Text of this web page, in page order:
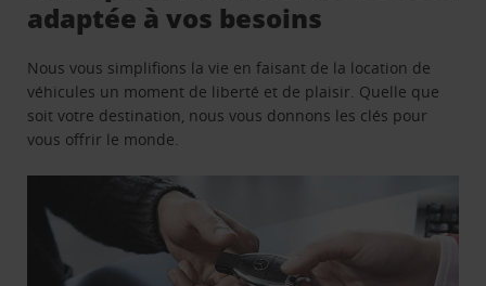
adaptée à vos besoins
Nous vous simplifions la vie en faisant de la location de
véhicules un moment de liberté et de plaisir. Quelle que
soit votre destination, nous vous donnons les clés pour
vous offrir le monde.